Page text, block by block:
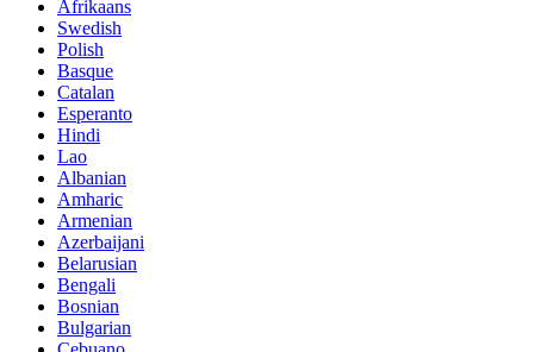
Afrikaans
Swedish
Polish
Basque
Catalan
Esperanto
Hindi
Lao
Albanian
Amharic
Armenian
Azerbaijani
Belarusian
Bengali
Bosnian
Bulgarian